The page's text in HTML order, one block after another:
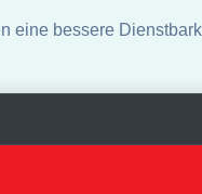
eine bessere